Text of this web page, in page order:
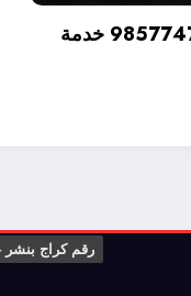
رقم كراج بنشر 98577474